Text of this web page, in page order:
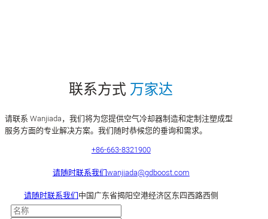
联系方式 万家达
请联系 Wanjiada，我们将为您提供空气冷却器制造和定制注塑成型
服务方面的专业解决方案。我们随时恭候您的垂询和需求。
+86-663-8321900
请随时联系我们wanjiada@gdboost.com
请随时联系我们中国广东省揭阳空港经济区东四西路西侧